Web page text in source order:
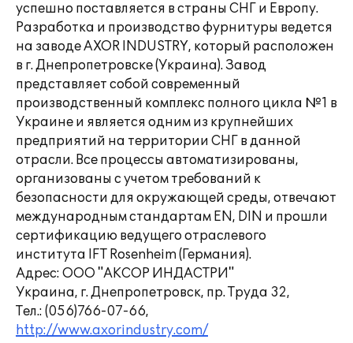
успешно поставляется в страны СНГ и Европу.
Разработка и производство фурнитуры ведется
на заводе AXOR INDUSTRY, который расположен
в г. Днепропетровске (Украина). Завод
представляет собой современный
производственный комплекс полного цикла №1 в
Украине и является одним из крупнейших
предприятий на территории СНГ в данной
отрасли. Все процессы автоматизированы,
организованы с учетом требований к
безопасности для окружающей среды, отвечают
международным стандартам EN, DIN и прошли
сертификацию ведущего отраслевого
института IFT Rosenheim (Германия).
Адрес: ООО "АКСОР ИНДАСТРИ"
Украина, г. Днепропетровск, пр. Труда 32,
Тел.: (056)766-07-66,
http://www.axorindustry.com/